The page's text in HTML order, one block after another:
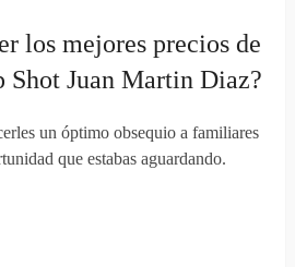
los mejores precios de
Shot Juan Martin Diaz?
un óptimo obsequio a familiares
que estabas aguardando.